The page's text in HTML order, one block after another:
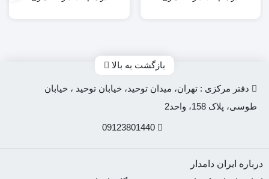
بازگشت به بالا
دفتر مرکزی : تهران، میدان توحید، خیابان توحید ، خیابان
طوسی، پلاک 158، واحد2
09123801440
درباره ایران دامدار